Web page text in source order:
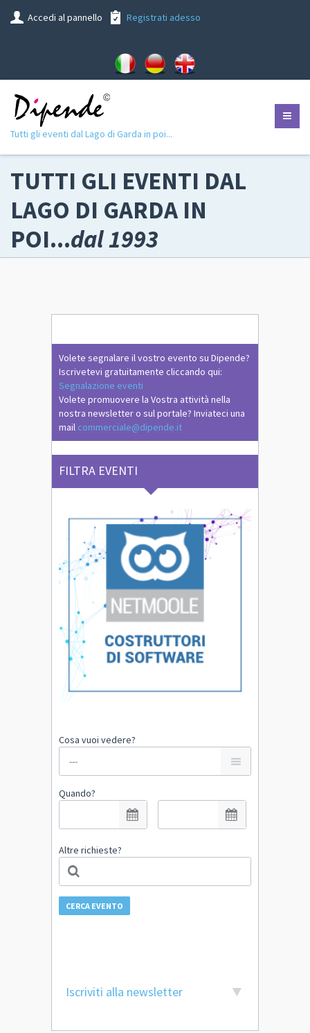
Accedi al pannello Registrati adesso
Tutti gli eventi dal Lago di Garda in poi...
TUTTI GLI EVENTI DAL
LAGO DI GARDA IN
POI...dal 1993
Volete segnalare il vostro evento su Dipende?
Iscrivetevi gratuitamente cliccando qui:
Segnalazione eventi
Volete promuovere la Vostra attività nella
nostra newsletter o sul portale? Inviateci una
mail commerciale@dipende.it
FILTRA EVENTI
Cosa vuoi vedere?
Quando?
Altre richieste?
CERCA EVENTO
Iscriviti alla newsletter